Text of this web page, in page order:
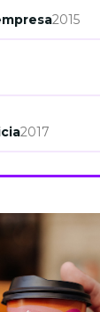
2015
2017